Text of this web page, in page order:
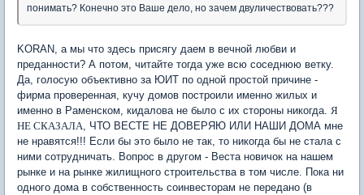
понимать? Конечно это Ваше дело, но зачем двуличествовать???
KORAN, а мы что здесь присягу даем в вечной любви и
преданности? А потом, читайте тогда уже всю соседнюю ветку.
Да, голосую объективно за ЮИТ по одной простой причине -
фирма проверенная, кучу домов построили именно жилых и
именно в Раменском, кидалова не было с их стороны никогда. Я
НЕ СКАЗАЛА, ЧТО ВЕСТЕ НЕ ДОВЕРЯЮ ИЛИ НАШИ ДОМА мне
не нравятся!!! Если бы это было не так, то никогда бы не стала с
ними сотрудничать. Вопрос в другом - Веста новичок на нашем
рынке и на рынке жилищного строительства в том числе. Пока ни
одного дома в собственность соинвесторам не передано (в